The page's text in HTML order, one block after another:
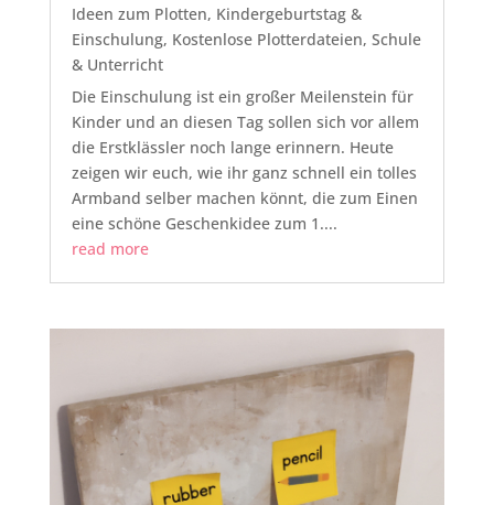
Ideen zum Plotten, Kindergeburtstag &
Einschulung, Kostenlose Plotterdateien, Schule
& Unterricht
Die Einschulung ist ein großer Meilenstein für
Kinder und an diesen Tag sollen sich vor allem
die Erstklässler noch lange erinnern. Heute
zeigen wir euch, wie ihr ganz schnell ein tolles
Armband selber machen könnt, die zum Einen
eine schöne Geschenkidee zum 1....
read more